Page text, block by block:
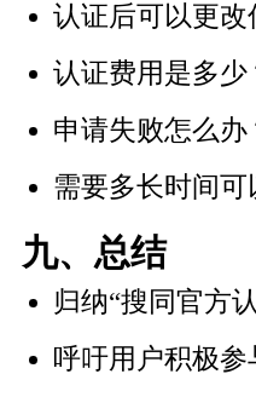
认证后可以更改
认证费用是多少
申请失败怎么办
需要多长时间可
九、总结
归纳“搜同官方
呼吁用户积极参